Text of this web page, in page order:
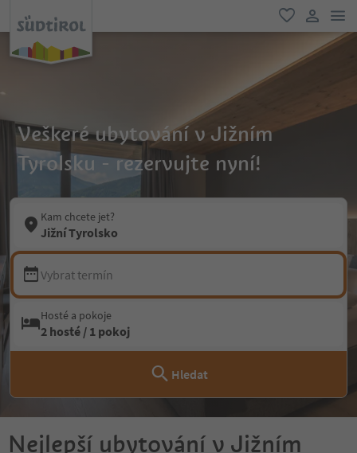
oblíbené
Veškeré ubytování v Jižním
Tyrolsku - rezervujte nyní!
Kam chcete jet?
Jižní Tyrolsko
Vybrat termín
Hosté a pokoje
2 hosté / 1 pokoj
Hledat
Nejlepší ubytování v Jižním